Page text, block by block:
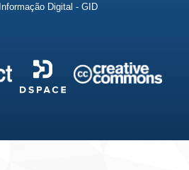
Digital - GID